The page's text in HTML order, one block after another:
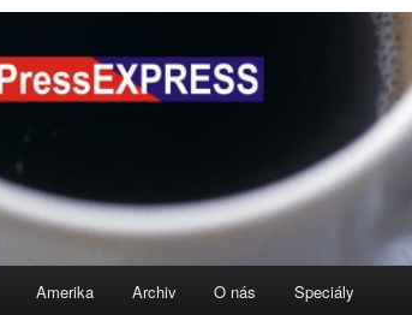
Amerika Archiv O nás Speciály